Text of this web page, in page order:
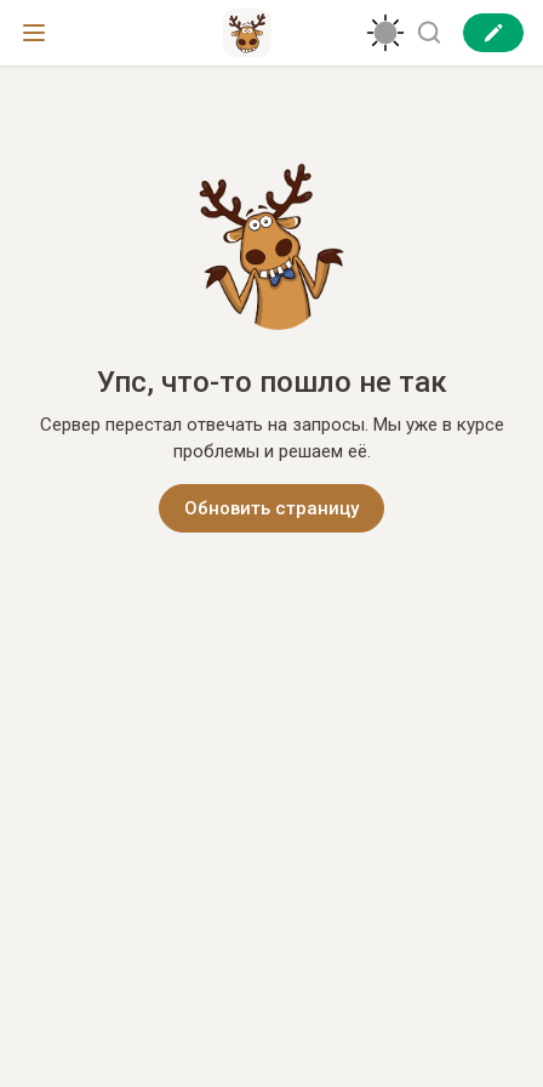
Упс, что-то пошло не так
Сервер перестал отвечать на запросы. Мы уже в курсе
проблемы и решаем её.
Обновить страницу